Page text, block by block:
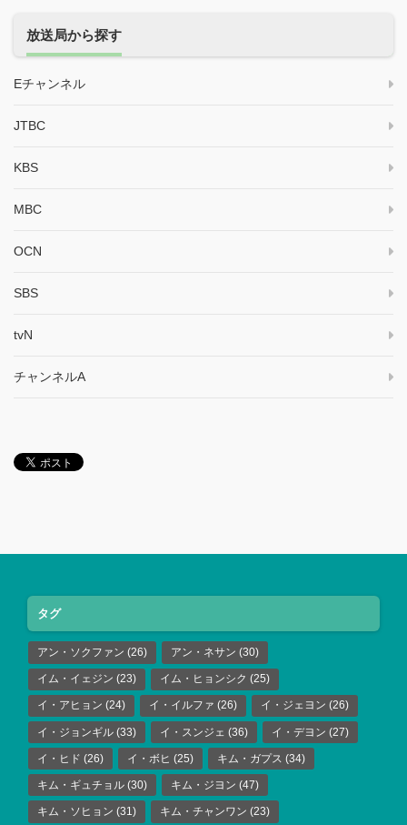
放送局から探す
Eチャンネル
JTBC
KBS
MBC
OCN
SBS
tvN
チャンネルA
タグ
アン・ソクファン (26) アン・ネサン (30)
イム・イェジン (23) イム・ヒョンシク (25)
イ・アヒョン (24) イ・イルファ (26) イ・ジェヨン (26)
イ・ジョンギル (33) イ・スンジェ (36) イ・デヨン (27)
イ・ヒド (26) イ・ボヒ (25) キム・ガプス (34)
キム・ギュチョル (30) キム・ジヨン (47)
キム・ソヒョン (31) キム・チャンワン (23)